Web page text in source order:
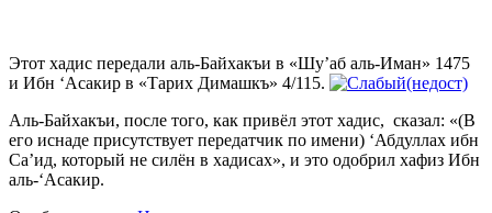
Этот хадис передали аль-Байхакъи в «Шу’аб аль-Иман» 1475
и Ибн ‘Асакир в «Тарих Димашкъ» 4/115.
Аль-Байхакъи, после того, как привёл этот хадис, сказал: «(В
его иснаде присутствует передатчик по имени) ‘Абдуллах ибн
Са’ид, который не силён в хадисах», и это одобрил хафиз Ибн
аль-‘Асакир.